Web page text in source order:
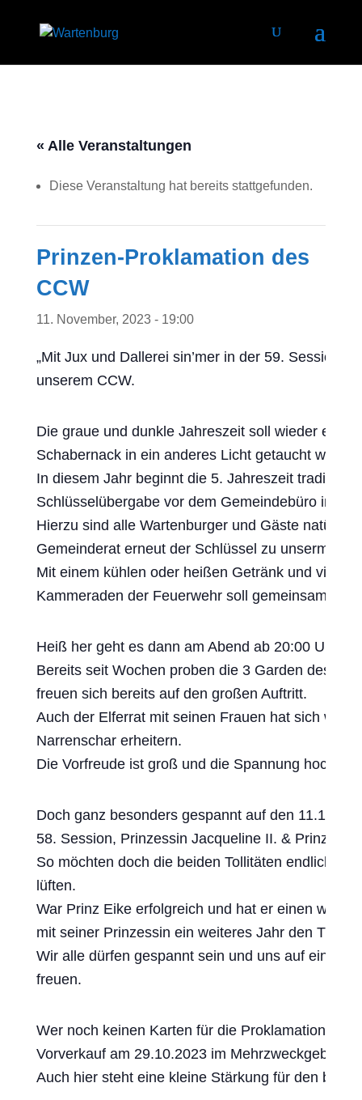
« Alle Veranstaltungen
Diese Veranstaltung hat bereits stattgefunden.
Prinzen-Proklamation des
CCW
11. November, 2023 - 19:00
„Mit Jux und Dallerei sin’mer in der 59. Session
unserem CCW.
Die graue und dunkle Jahreszeit soll wieder
Schabernack in ein anderes Licht getaucht
In diesem Jahr beginnt die 5. Jahreszeit
Schlüsselübergabe vor dem Gemeindebüro in
Hierzu sind alle Wartenburger und Gäste
Gemeinderat erneut der Schlüssel zu unserm
Mit einem kühlen oder heißen Getränk und
Kammeraden der Feuerwehr soll gemeinsam
Heiß her geht es dann am Abend ab 20:00 Uhr
Bereits seit Wochen proben die 3 Garden des
freuen sich bereits auf den großen Auftritt.
Auch der Elferrat mit seinen Frauen hat sich
Narrenschar erheitern.
Die Vorfreude ist groß und die Spannung hoch.
Doch ganz besonders gespannt auf den
58. Session, Prinzessin Jacqueline II. & Prinz
So möchten doch die beiden Tollitäten endlich
lüften.
War Prinz Eike erfolgreich und hat er einen
mit seiner Prinzessin ein weiteres Jahr den Thron
Wir alle dürfen gespannt sein und uns auf einen
freuen.
Wer noch keinen Karten für die Proklamation der
Vorverkauf am 29.10.2023 im
Auch hier steht eine kleine Stärkung für den